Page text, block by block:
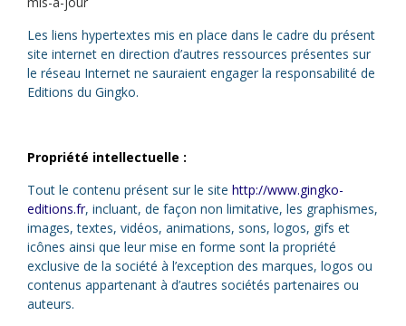
Les liens hypertextes mis en place dans le cadre du présent
site internet en direction d’autres ressources présentes sur
le réseau Internet ne sauraient engager la responsabilité de
Editions du Gingko.
Propriété intellectuelle :
Tout le contenu présent sur le site http://www.gingko-
editions.fr, incluant, de façon non limitative, les graphismes,
images, textes, vidéos, animations, sons, logos, gifs et
icônes ainsi que leur mise en forme sont la propriété
exclusive de la société à l’exception des marques, logos ou
contenus appartenant à d’autres sociétés partenaires ou
auteurs.